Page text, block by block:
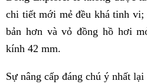
chi tiết mới mẻ đều khá tinh
bản hơn và vỏ đồng hồ hơi
kính 42 mm.
Sự nâng cấp đáng chú ý nhất